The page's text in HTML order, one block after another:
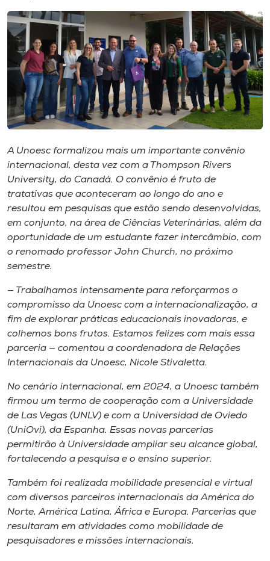
I.nova
Diplomados
Cultura
CPA
Biblioteca
Editora
Rádio
Unoesc
Store
Selecione
o idioma
A+
A-
A Unoesc formalizou mais um importante convênio
internacional, desta vez com a Thompson Rivers
University, do Canadá. O convênio é fruto de
tratativas que aconteceram ao longo do ano e
resultou em pesquisas que estão sendo desenvolvidas,
em conjunto, na área de Ciências Veterinárias, além da
oportunidade de um estudante fazer intercâmbio, com
o renomado professor John Church, no próximo
semestre.
— Trabalhamos intensamente para reforçarmos o
compromisso da Unoesc com a internacionalização, a
fim de explorar práticas educacionais inovadoras, e
colhemos bons frutos. Estamos felizes com mais essa
parceria — comentou a coordenadora de Relações
Internacionais da Unoesc, Nicole Stivaletta.
No cenário internacional, em 2024, a Unoesc também
firmou um termo de cooperação com a Universidade
de Las Vegas (UNLV) e com a Universidad de Oviedo
(UniOvi), da Espanha. Essas novas parcerias
permitirão à Universidade ampliar seu alcance global,
fortalecendo a pesquisa e o ensino superior.
Também foi realizada mobilidade presencial e virtual
com diversos parceiros internacionais da América do
Norte, América Latina, África e Europa. Parcerias que
resultaram em atividades como mobilidade de
pesquisadores e missões internacionais.